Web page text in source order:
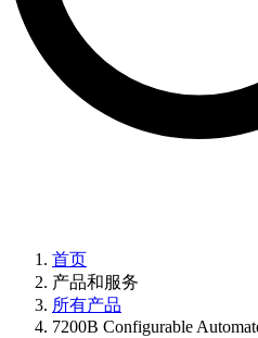
首页
产品和服务
所有产品
7200B Configurable